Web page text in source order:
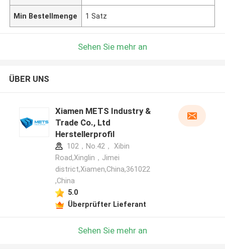
Min Bestellmenge 1 Satz
Sehen Sie mehr an
ÜBER UNS
Xiamen METS Industry &
Trade Co., Ltd
Herstellerprofil
102，No.42， Xibin
Road,Xinglin，Jimei
district,Xiamen,China,361022
,China
5.0
Überprüfter Lieferant
Sehen Sie mehr an